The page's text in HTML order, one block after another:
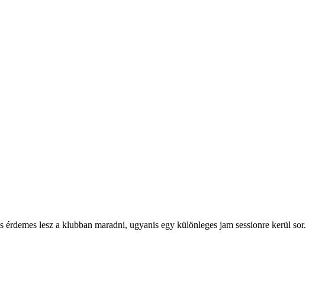
lesz a klubban maradni, ugyanis egy különleges jam sessionre kerül sor.